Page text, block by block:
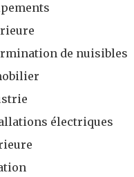
de nuisibles
électriques